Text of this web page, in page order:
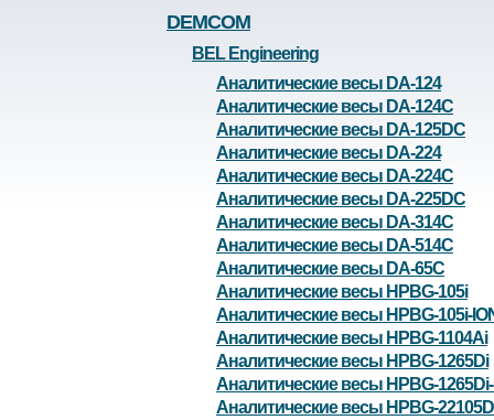
DEMCOM
BEL Engineering
Аналитические весы DA-124
Аналитические весы DA-124C
Аналитические весы DA-125DC
Аналитические весы DA-224
Аналитические весы DA-224C
Аналитические весы DA-225DC
Аналитические весы DA-314C
Аналитические весы DA-514C
Аналитические весы DA-65C
Аналитические весы HPBG-105i
Аналитические весы HPBG-105i-
Аналитические весы HPBG-1104Ai
Аналитические весы HPBG-1265Di
Аналитические весы HPBG-1265Di-
Аналитические весы HPBG-